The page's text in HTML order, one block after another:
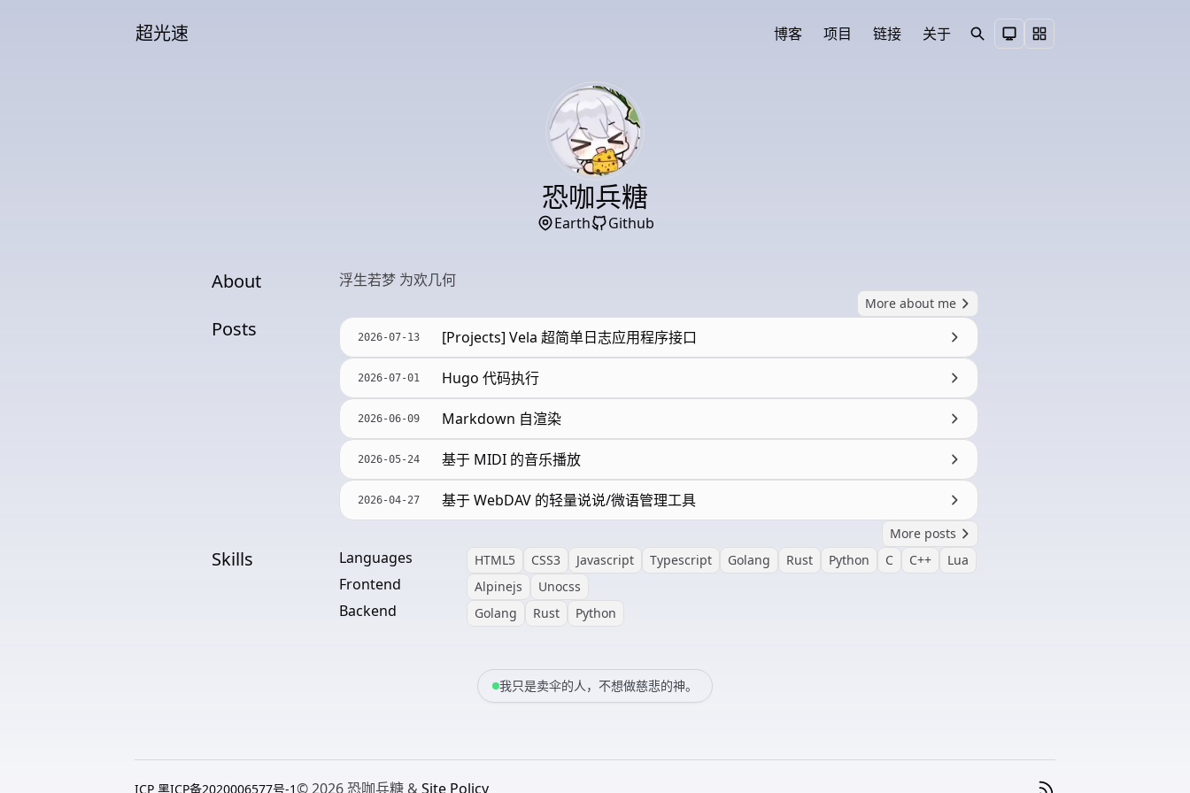
超光速 博客 项目 链接 关于
Search
恐咖兵糖
Earth Github
About 浮生若梦 为欢几何
More about me
Posts 2026-07-13 [Projects] Vela 超简单日志应用程序接口
2026-07-01 Hugo 代码执行
2026-06-09 Markdown 自渲染
2026-05-24 基于 MIDI 的音乐播放
2026-04-27 基于 WebDAV 的轻量说说/微语管理工具
More posts
Skills Languages HTML5 CSS3 Javascript Typescript Golang Rust Python C C++ Lua
Frontend Alpinejs Unocss
Backend Golang Rust Python
我只是卖伞的人，不想做慈悲的神。
ICP 黑ICP备2020006577号-1© 2026 恐咖兵糖 & Site Policy